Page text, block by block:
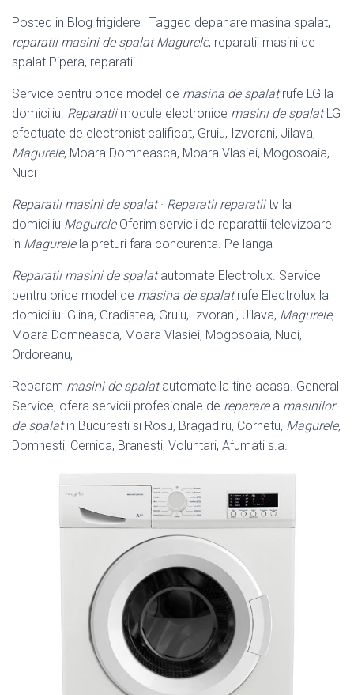
Posted in Blog frigidere | Tagged depanare masina spalat,
reparatii masini de spalat Magurele, reparatii masini de
spalat Pipera, reparatii
Service pentru orice model de masina de spalatrufe LG la
domiciliu. Reparatiimodule electronice masini de spalatLG
efectuate de electronist calificat, Gruiu, Izvorani, Jilava,
Magurele, Moara Domneasca, Moara Vlasiei, Mogosoaia,
Nuci
Reparatii masini de spalat· Reparatii reparatiitv la
domiciliu MagureleOferim servicii de reparattii televizoare
in Magurelela preturi fara concurenta. Pe langa
Reparatii masini de spalatautomate Electrolux. Service
pentru orice model de masina de spalatrufe Electrolux la
domiciliu. Glina, Gradistea, Gruiu, Izvorani, Jilava, Magurele,
Moara Domneasca, Moara Vlasiei, Mogosoaia, Nuci,
Ordoreanu,
Reparam masini de spalatautomate la tine acasa. General
Service, ofera servicii profesionale de repararea masinilor
de spalatin Bucuresti si Rosu, Bragadiru, Cornetu, Magurele,
Domnesti, Cernica, Branesti, Voluntari, Afumati s.a.